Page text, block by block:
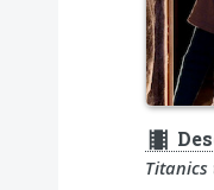
theaters
Titanics